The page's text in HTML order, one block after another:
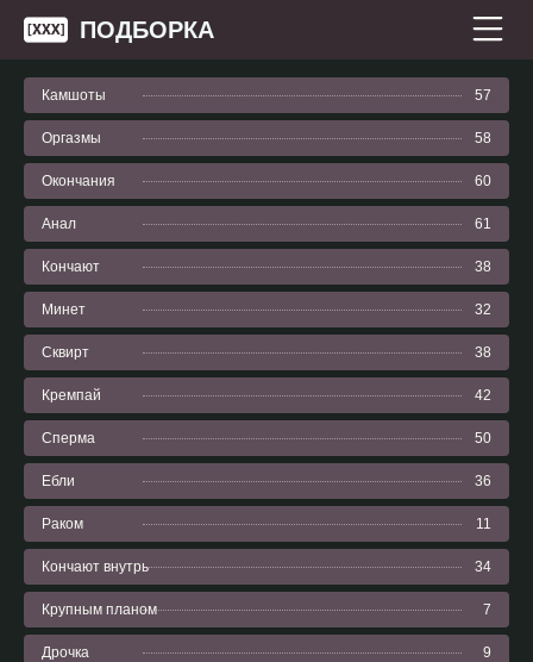
ПОДБОРКА
Камшоты 57
Оргазмы 58
Окончания 60
Анал 61
Кончают 38
Минет 32
Сквирт 38
Кремпай 42
Сперма 50
Ебли 36
Раком 11
Кончают внутрь 34
Крупным планом 7
Дрочка 9